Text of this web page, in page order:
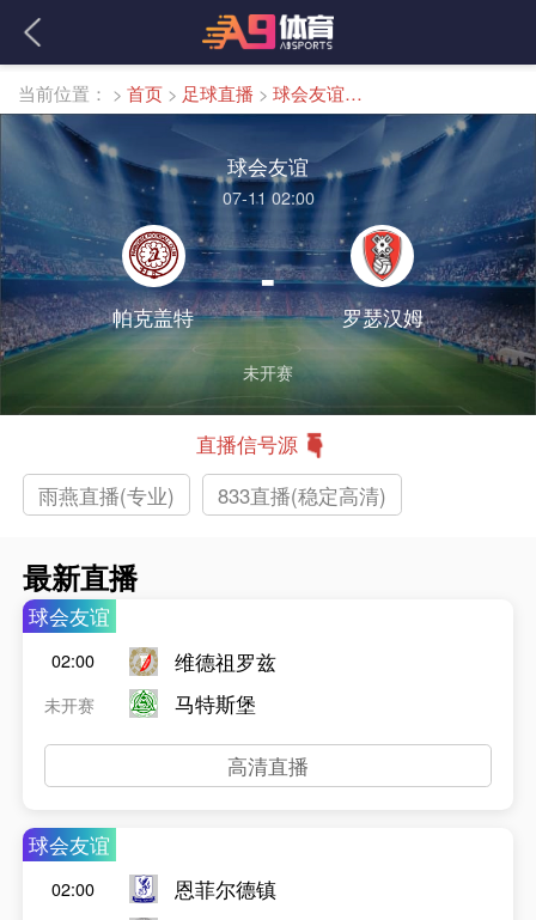
当前位置： > 首页 > 足球直播 > 球会友谊直播
球会友谊
07-11 02:00
帕克盖特
-
罗瑟汉姆
未开赛
直播信号源
雨燕直播(专业)
833直播(稳定高清)
最新直播
球会友谊
02:00
未开赛
维德祖罗兹
马特斯堡
高清直播
球会友谊
02:00
恩菲尔德镇